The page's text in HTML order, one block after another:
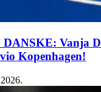
Vanja
Kopenhagen!